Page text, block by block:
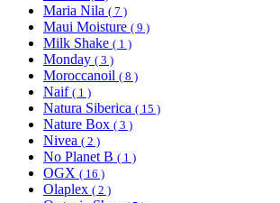
Maria Nila ( 7 )
Maui Moisture ( 9 )
Milk Shake ( 1 )
Monday ( 3 )
Moroccanoil ( 8 )
Naif ( 1 )
Natura Siberica ( 15 )
Nature Box ( 3 )
Nivea ( 2 )
No Planet B ( 1 )
OGX ( 16 )
Olaplex ( 2 )